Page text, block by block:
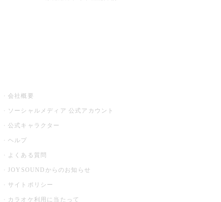
会社概要
ソーシャルメディア 公式アカウント
公式キャラクター
ヘルプ
よくある質問
JOYSOUNDからのお知らせ
サイトポリシー
カラオケ利用に当たって